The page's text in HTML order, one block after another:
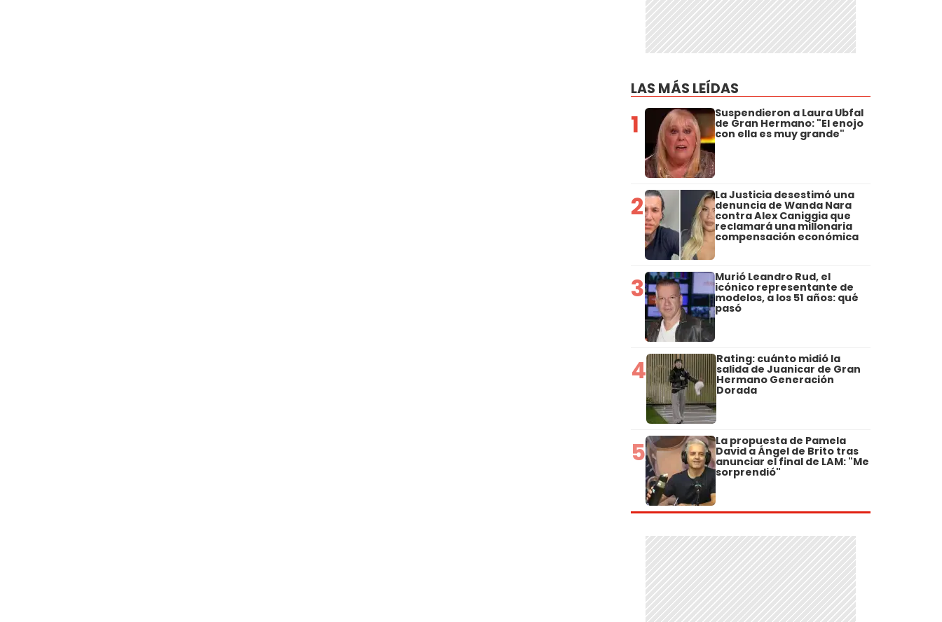
LAS MÁS LEÍDAS
1 Suspendieron a Laura Ubfal
de Gran Hermano: "El enojo
con ella es muy grande"
2 La Justicia desestimó una
denuncia de Wanda Nara
contra Alex Caniggia que
reclamará una millonaria
compensación económica
3 Murió Leandro Rud, el
icónico representante de
modelos, a los 51 años: qué
pasó
4 Rating: cuánto midió la
salida de Juanicar de Gran
Hermano Generación
Dorada
5 La propuesta de Pamela
David a Ángel de Brito tras
anunciar el final de LAM: "Me
sorprendió"